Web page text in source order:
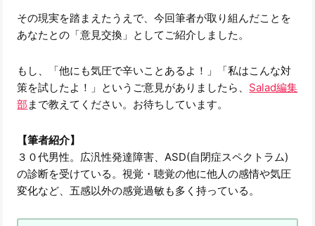
その現実を踏まえたうえで、今回筆者が取り組んだことを
あなたとの「意見交換」としてご紹介しました。
もし、「他にも気圧で辛いことあるよ！」「私はこんな対
策を試したよ！」というご意見がありましたら、 Salad編集
部 まで教えてください。お待ちしています。
【筆者紹介】
３０代男性。広汎性発達障害、ASD(自閉症スペクトラム)
の診断を受けている。視覚・聴覚の他に他人の感情や気圧
変化など、五感以外の感覚過敏も多く持っている。